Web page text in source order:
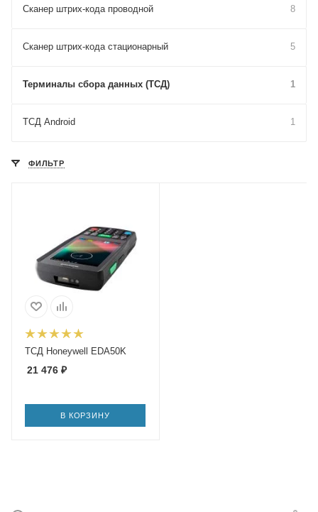
Сканер штрих-кода проводной 8
Сканер штрих-кода стационарный 5
Терминалы сбора данных (ТСД) 1
ТСД Android 1
ФИЛЬТР
ТСД Honeywell EDA50K
21 476 ₽
В КОРЗИНУ